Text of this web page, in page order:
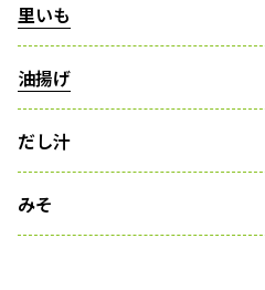
里いも
油揚げ
だし汁
みそ